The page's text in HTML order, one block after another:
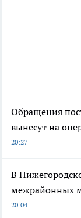
Обращения
вынесут на
20:27
В
межрайонных
20:04